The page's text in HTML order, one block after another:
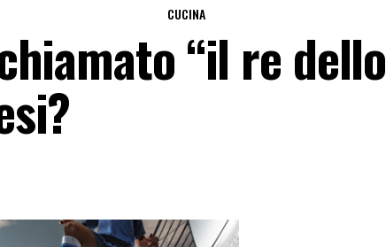
CUCINA
“il re dello